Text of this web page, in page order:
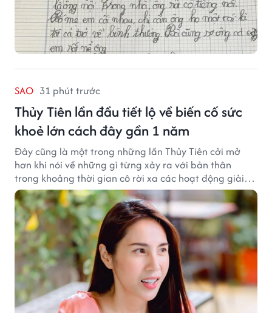
SAO 31 phút trước
Thủy Tiên lần đầu tiết lộ về biến cố sức
khoẻ lớn cách đây gần 1 năm
Đây cũng là một trong những lần Thủy Tiên cởi mở
hơn khi nói về những gì từng xảy ra với bản thân
trong khoảng thời gian cô rời xa các hoạt động giải
trí.